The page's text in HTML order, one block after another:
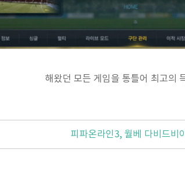
해왔던 모든 게임을 통틀어 최고의
피파온라인3, 월베 다비드비